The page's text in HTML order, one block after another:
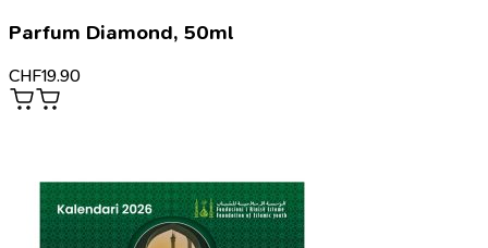
Parfum Diamond, 50ml
CHF19.90